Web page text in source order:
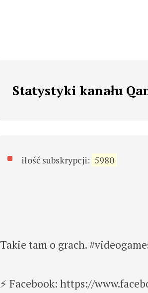
Statystyki kanału
ilość subskrypcji: 5980
Takie tam o grach.
⚡️ Facebook: https://